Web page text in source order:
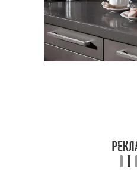
Краска вместо фартука